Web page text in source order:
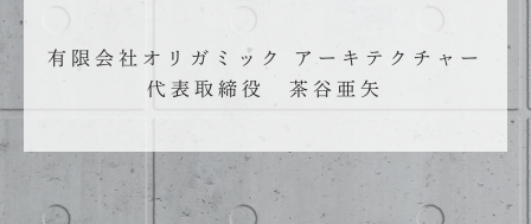
有限会社オリガミック アーキテクチャー
代表取締役 茶谷亜矢